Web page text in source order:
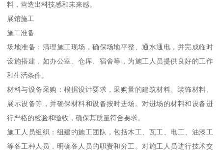
料，营造出科技感和未来感。
展馆施工
施工准备
场地准备：清理施工现场，确保场地平整、通水通电，并完成临时
设施搭建，如办公室、仓库、宿舍等，为施工人员提供良好的工作
和生活条件。
材料与设备采购：根据设计要求，采购量的建筑材料、装饰材料、
展示设备等，并确保材料和设备按时进场。对进场的材料和设备进
行严格的检验和验收，确保其质量符合要求。
施工人员组织：组建的施工团队，包括木工、瓦工、电工、油漆工
等各工种人员，明确各人员的职责和分工。对施工人员进行技术交